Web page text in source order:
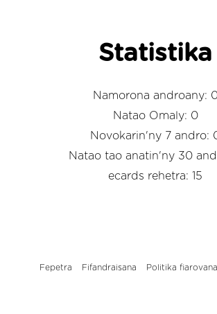
Statistika
Namorona androany:
Natao Omaly: 0
Novokarin'ny 7 andro:
Natao tao anatin'ny 30
ecards rehetra: 15
Fepetra Fifandraisana Politika